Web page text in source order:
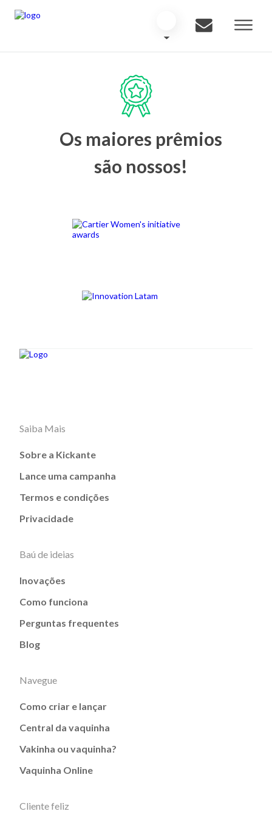
Os maiores prêmios
são nossos!
Saiba Mais
Sobre a Kickante
Lance uma campanha
Termos e condições
Privacidade
Baú de ideias
Inovações
Como funciona
Perguntas frequentes
Blog
Navegue
Como criar e lançar
Central da vaquinha
Vakinha ou vaquinha?
Vaquinha Online
Cliente feliz